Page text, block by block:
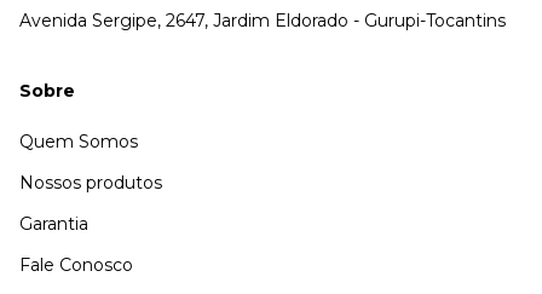
Avenida Sergipe, 2647, Jardim Eldorado - Gurupi-Tocantins
Sobre
Quem Somos
Nossos produtos
Garantia
Fale Conosco